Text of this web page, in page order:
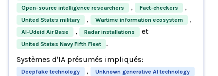
Open-source intelligence researchers , Fact-checkers ,
United States military , Wartime information ecosystem ,
Al-Udeid Air Base , Radar installations et
United States Navy Fifth Fleet
.
Systèmes d'IA présumés impliqués:
Deepfake technology , Unknown generative AI technology